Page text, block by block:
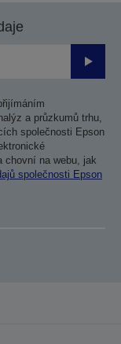
a průzkumů trhu,
společnosti Epson
chovní na webu, jak
společnosti Epson